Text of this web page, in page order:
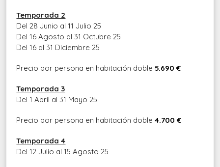
Temporada 2
Del 28 Junio al 11 Julio 25
Del 16 Agosto al 31 Octubre 25
Del 16 al 31 Diciembre 25
Precio por persona en habitación doble 5.690 €
Temporada 3
Del 1 Abril al 31 Mayo 25
Precio por persona en habitación doble4.700 €
Temporada 4
Del 12 Julio al 15 Agosto 25